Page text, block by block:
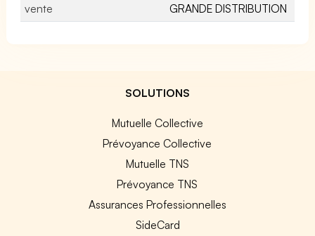
vente
GRANDE DISTRIBUTION
SOLUTIONS
Mutuelle Collective
Prévoyance Collective
Mutuelle TNS
Prévoyance TNS
Assurances Professionnelles
SideCard